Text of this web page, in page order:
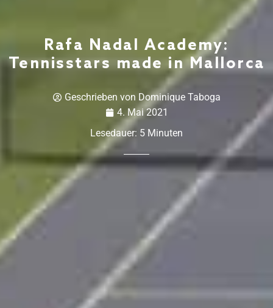
Rafa Nadal Academy:
Tennisstars made in Mallorca
Geschrieben von Dominique Taboga
4. Mai 2021
Lesedauer: 5 Minuten